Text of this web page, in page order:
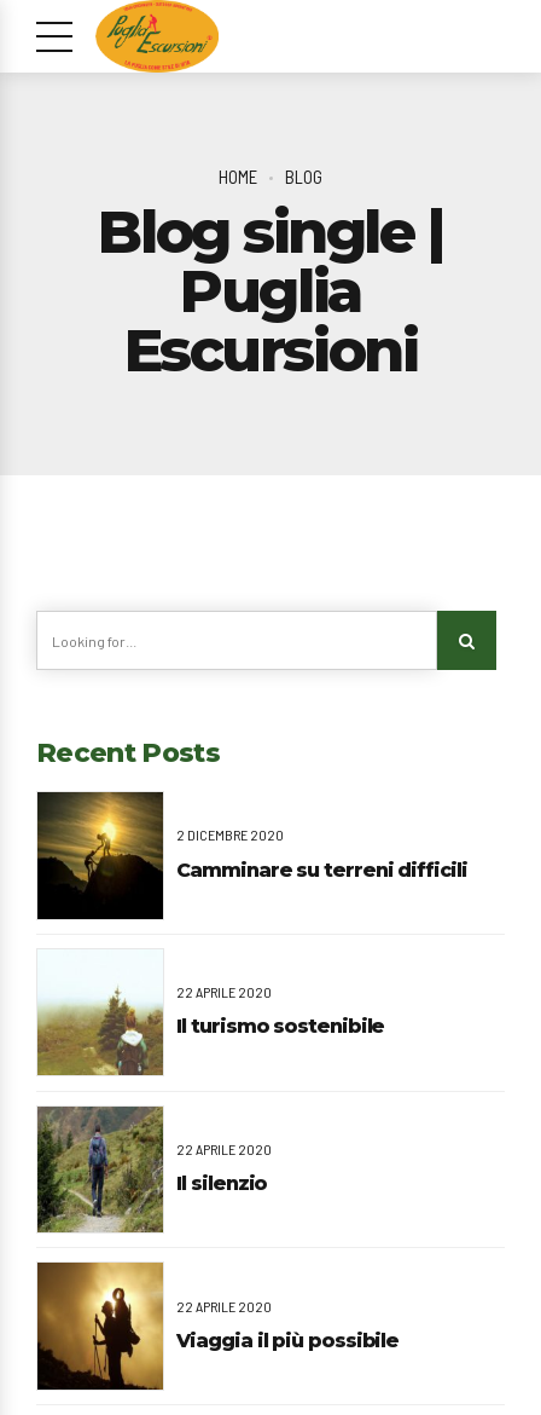
HOME BLOG
Blog single |
Puglia
Escursioni
Recent Posts
2 DICEMBRE 2020
Camminare su terreni difficili
22 APRILE 2020
Il turismo sostenibile
22 APRILE 2020
Il silenzio
22 APRILE 2020
Viaggia il più possibile